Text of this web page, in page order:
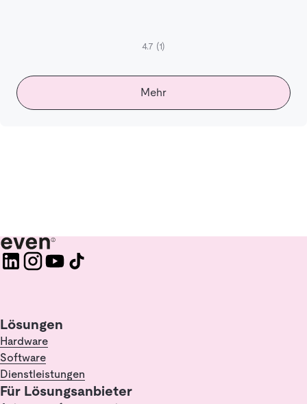
4.7 (1)
Mehr
Lösungen
Hardware
Software
Dienstleistungen
Für Lösungsanbieter